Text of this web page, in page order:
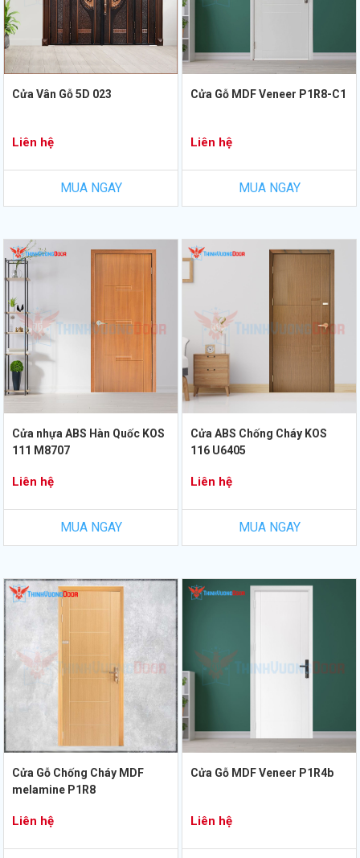
Cửa Vân Gỗ 5D 023
Liên hệ
MUA NGAY
Cửa Gỗ MDF Veneer P1R8-C1
Liên hệ
MUA NGAY
Cửa nhựa ABS Hàn Quốc KOS
111 M8707
Liên hệ
MUA NGAY
Cửa ABS Chống Cháy KOS
116 U6405
Liên hệ
MUA NGAY
Cửa Gỗ Chống Cháy MDF
melamine P1R8
Liên hệ
Cửa Gỗ MDF Veneer P1R4b
Liên hệ